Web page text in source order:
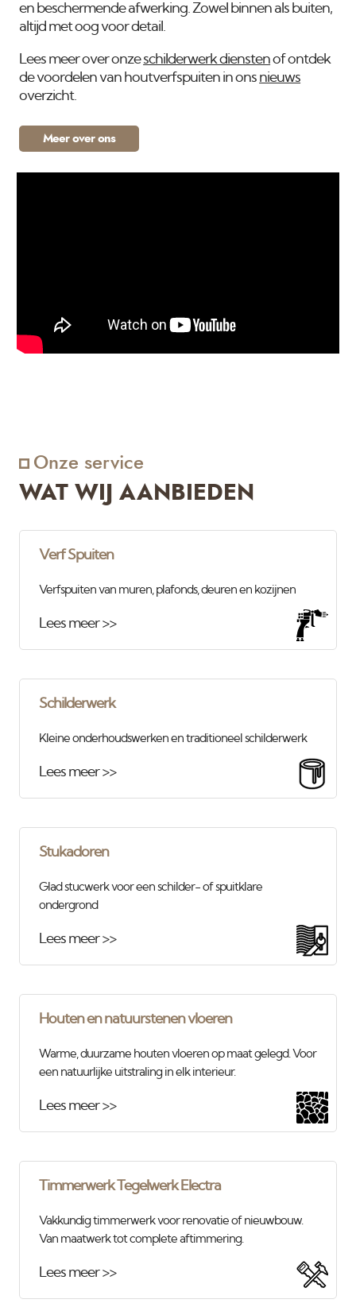
en beschermende afwerking. Zowel binnen als buiten,
altijd met oog voor detail.
Lees meer over onzeschilderwerk dienstenof ontdek
de voordelen van houtverfspuiten in ons nieuws
overzicht.
Meer over ons
Onze service
WAT WIJ AANBIEDEN
Verf Spuiten
Verfspuiten van muren, plafonds, deuren en kozijnen
Lees meer >>
Schilderwerk
Kleine onderhoudswerken en traditioneel schilderwerk
Lees meer >>
Stukadoren
Glad stucwerk voor een schilder- of spuitklare
ondergrond
Lees meer >>
Houten en natuurstenen vloeren
Warme, duurzame houten vloeren op maat gelegd. Voor
een natuurlijke uitstraling in elk interieur.
Lees meer >>
Timmerwerk Tegelwerk Electra
Vakkundig timmerwerk voor renovatie of nieuwbouw.
Van maatwerk tot complete aftimmering.
Lees meer >>